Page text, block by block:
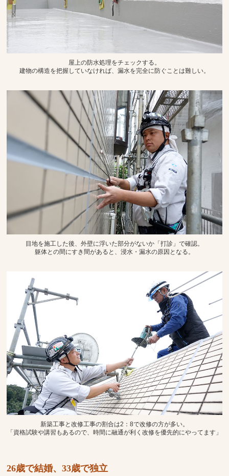
屋上の防水処理をチェックする。
建物の構造を把握していなければ、漏水を完全に防ぐことは難しい。
目地を施工した後、外壁に浮いた部分がないか「打診」で確認。
躯体との間にすき間があると、浸水・漏水の原因となる。
新築工事と改修工事の割合は2：8で改修の方が多い。
「資格試験や講習もあるので、時間に融通が利く改修を優先的にやってます」
26歳で結婚、33歳で独立